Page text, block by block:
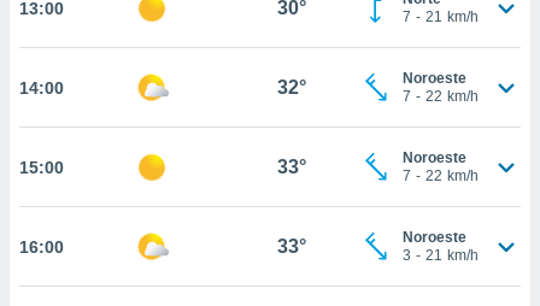
seguir
coste.
a la
todas
nuestros
nos
CONFIGURACIÓN
13:00 30°
7 - 21 km/h
14:00 32°
Noroeste
7 - 22 km/h
15:00 33°
Noroeste
7 - 22 km/h
16:00 33°
Noroeste
3 - 21 km/h